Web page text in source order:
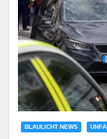
BLAULICHT NEWS